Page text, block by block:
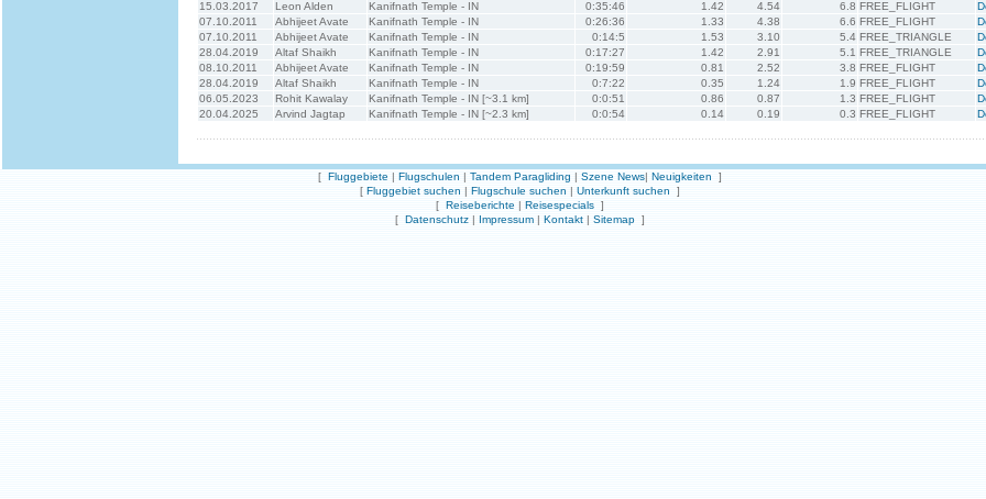
15.03.2017
Leon Alden Kanifnath Temple - IN 0:35:46 1.42 4.54 6.8 FREE_FLIGHT
07.10.2011
Abhijeet Avate Kanifnath Temple - IN 0:26:36 1.33 4.38 6.6 FREE_FLIGHT
07.10.2011
Abhijeet Avate Kanifnath Temple - IN 0:14:5 1.53 3.10 5.4 FREE_TRIANGLE
28.04.2019
Altaf Shaikh Kanifnath Temple - IN 0:17:27 1.42 2.91 5.1 FREE_TRIANGLE
08.10.2011
Abhijeet Avate Kanifnath Temple - IN 0:19:59 0.81 2.52 3.8 FREE_FLIGHT
28.04.2019
Altaf Shaikh Kanifnath Temple - IN 0:7:22 0.35 1.24 1.9 FREE_FLIGHT
06.05.2023
Rohit Kawalay Kanifnath Temple - IN [~3.1 km] 0:0:51 0.86 0.87 1.3 FREE_FLIGHT
20.04.2025
Arvind Jagtap Kanifnath Temple - IN [~2.3 km] 0:0:54 0.14 0.19 0.3 FREE_FLIGHT
[ Fluggebiete | Flugschulen | Tandem Paragliding | Szene News| Neuigkeiten ]
[ Fluggebiet suchen | Flugschule suchen | Unterkunft suchen ]
[ Reiseberichte | Reisespecials ]
[ Datenschutz | Impressum | Kontakt | Sitemap ]